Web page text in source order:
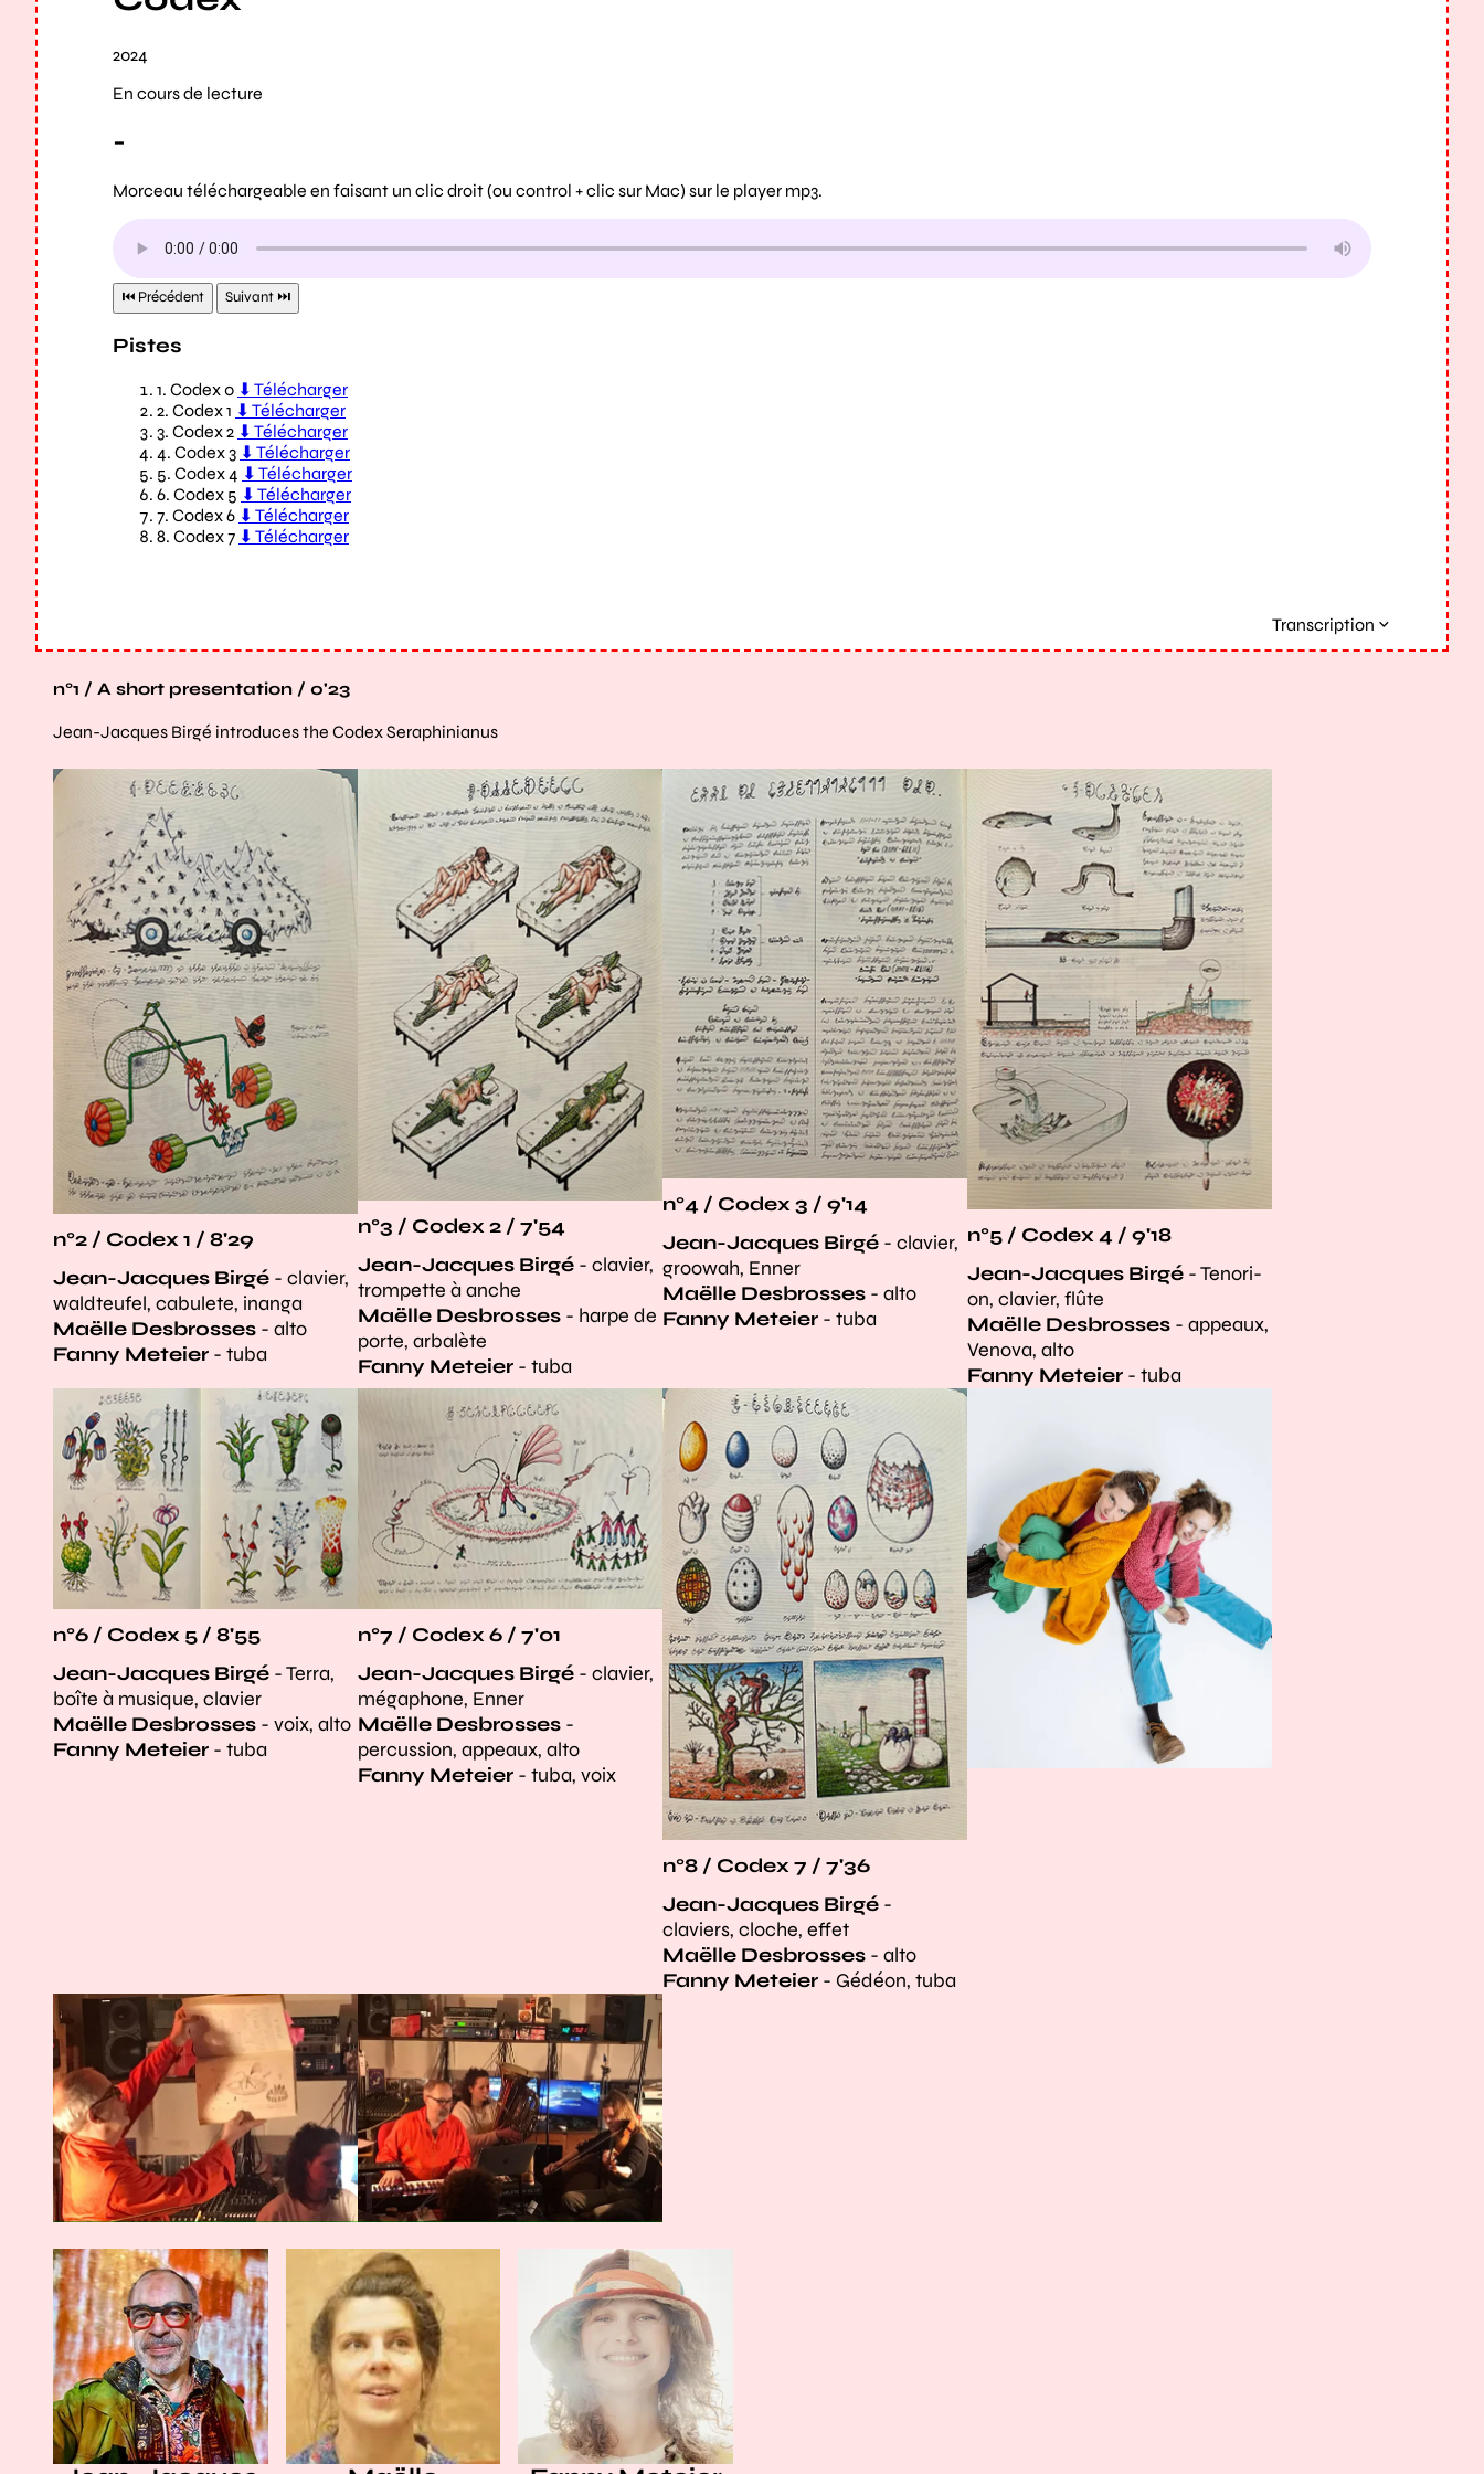
Transcription
n°1 / A short presentation / 0'23
Jean-Jacques Birgé introduces the Codex Seraphinianus
Agrandir
n°2 / Codex 1 / 8'29
Jean-Jacques Birgé - clavier,
waldteufel, cabulete, inanga
Maëlle Desbrosses - alto
Fanny Meteier - tuba
n°3 / Codex 2 / 7'54
Jean-Jacques Birgé - clavier,
trompette à anche
Maëlle Desbrosses - harpe de
porte, arbalète
Fanny Meteier - tuba
n°4 / Codex 3 / 9'14
Jean-Jacques Birgé - clavier,
groowah, Enner
Maëlle Desbrosses - alto
Fanny Meteier - tuba
n°5 / Codex 4 / 9'18
Jean-Jacques Birgé - Tenori-
on, clavier, flûte
Maëlle Desbrosses - appeaux,
Venova, alto
Fanny Meteier - tuba
Agrandir
n°6 / Codex 5 / 8'55
Jean-Jacques Birgé - Terra,
boîte à musique, clavier
Maëlle Desbrosses - voix, alto
Fanny Meteier - tuba
n°7 / Codex 6 / 7'01
Jean-Jacques Birgé - clavier,
mégaphone, Enner
Maëlle Desbrosses -
percussion, appeaux, alto
Fanny Meteier - tuba, voix
Agrandir
n°8 / Codex 7 / 7'36
Jean-Jacques Birgé -
claviers, cloche, effet
Maëlle Desbrosses - alto
Fanny Meteier - Gédéon, tuba
Agrandir Agrandir